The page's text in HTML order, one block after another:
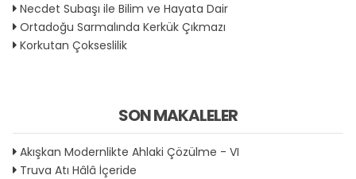
Necdet Subaşı ile Bilim ve Hayata Dair
Ortadoğu Sarmalında Kerkük Çıkmazı
Korkutan Çokseslilik
SON MAKALELER
Akışkan Modernlikte Ahlaki Çözülme - VI
Truva Atı Hâlâ İçeride